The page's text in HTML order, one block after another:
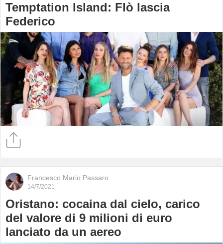
Temptation Island: Flò lascia
Federico
Francesco Mario Passaro
14/7/2021
Oristano: cocaina dal cielo, carico
del valore di 9 milioni di euro
lanciato da un aereo